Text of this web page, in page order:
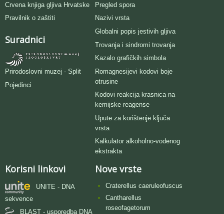
Crvena knjiga gljiva Hrvatske
Pravilnik o zaštiti
Suradnici
Prirodoslovni muzej - Split
Pojedinci
Pregled spora
Nazivi vrsta
Globalni popis jestivih gljiva
Trovanja i sindromi trovanja
Kazalo grafičkih simbola
Romagnesijevi kodovi boje
otrusine
Kodovi reakcija krasnica na
kemijske reagense
Upute za korištenje ključa
vrsta
Kalkulator alkoholno-vodenog
ekstrakta
Korisni linkovi
UNITE - DNA
sekvence
BLAST - usporedba DNA
Nove vrste
Craterellus caeruleofuscus
Cantharellus
roseofagetorum